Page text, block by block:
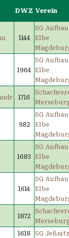
DWZ Verein
1144
SG Aufbau
Elbe
1964
SG Aufbau
Elbe
1716
982
SG Aufbau
Elbe
1683
SG Aufbau
Elbe
1614
SG Aufbau
Elbe
1872
1618 SG Jeßnitz